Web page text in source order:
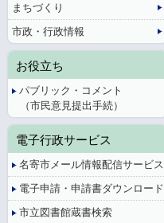
まちづくり
市政・行政情報
お役立ち
パブリック・コメント
（市民意見提出手続）
電子行政サービス
名寄市メール情報配信サービス
電子申請・申請書ダウンロード
市立図書館蔵書検索